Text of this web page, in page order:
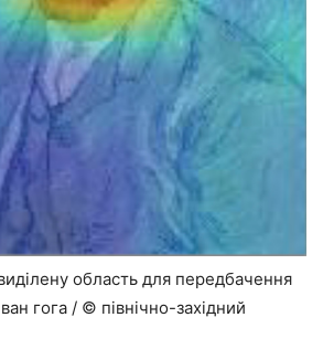
область для передбачення
гога / © північно-західний